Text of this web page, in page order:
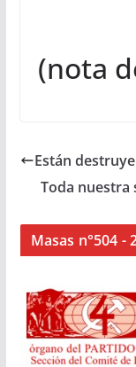
(nota
Están
Toda nuestra
Masas n°504 -